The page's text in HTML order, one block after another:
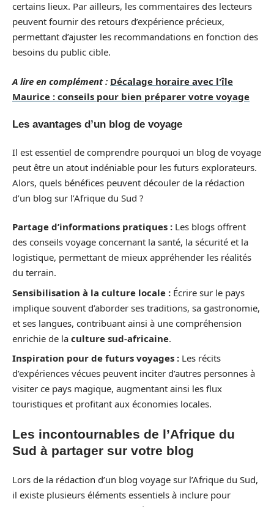
certains lieux. Par ailleurs, les commentaires des lecteurs
peuvent fournir des retours d’expérience précieux,
permettant d’ajuster les recommandations en fonction des
besoins du public cible.
A lire en complément : Décalage horaire avec l'île
Maurice : conseils pour bien préparer votre voyage
Les avantages d’un blog de voyage
Il est essentiel de comprendre pourquoi un blog de voyage
peut être un atout indéniable pour les futurs explorateurs.
Alors, quels bénéfices peuvent découler de la rédaction
d’un blog sur l’Afrique du Sud ?
Partage d’informations pratiques : Les blogs offrent
des conseils voyage concernant la santé, la sécurité et la
logistique, permettant de mieux appréhender les réalités
du terrain.
Sensibilisation à la culture locale : Écrire sur le pays
implique souvent d’aborder ses traditions, sa gastronomie,
et ses langues, contribuant ainsi à une compréhension
enrichie de la culture sud-africaine.
Inspiration pour de futurs voyages : Les récits
d’expériences vécues peuvent inciter d’autres personnes à
visiter ce pays magique, augmentant ainsi les flux
touristiques et profitant aux économies locales.
Les incontournables de l’Afrique du
Sud à partager sur votre blog
Lors de la rédaction d’un blog voyage sur l’Afrique du Sud,
il existe plusieurs éléments essentiels à inclure pour